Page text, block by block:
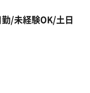
/未経験OK/土日